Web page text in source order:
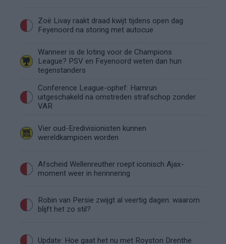
Zoë Livay raakt draad kwijt tijdens open dag
Feyenoord na storing met autocue
Wanneer is de loting voor de Champions
League? PSV en Feyenoord weten dan hun
tegenstanders
Conference League-ophef: Hamrun
uitgeschakeld na omstreden strafschop zonder
VAR
Vier oud-Eredivisionisten kunnen
wereldkampioen worden
Afscheid Wellenreuther roept iconisch Ajax-
moment weer in herinnering
Robin van Persie zwijgt al veertig dagen: waarom
blijft het zo stil?
Update: Hoe gaat het nu met Royston Drenthe